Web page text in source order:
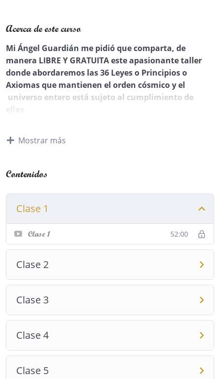
Acerca de este curso
Mi Ángel Guardián me pidió que comparta, de
manera LIBRE Y GRATUITA este apasionante taller
donde abordaremos las 36 Leyes o Principios o
Axiomas que mantienen el orden cósmico y el
universo entero está sujeto al cumplimiento de
ellas.
Estamos en momentos de cambios trascendentales a
leyes en cumplimiento del Plan Divino, nada es
cumplimiento.
Asimilar estas leyes y aplicarlas de forma correcta y
consciente, provocará un cambio trascendental a tu
vida y podrás encontrar la llave para que tus deseos
se hagan realidad, logrando todo aquello que
Podrás atraer todo lo que vibre en consonancia
la manera de enfocar tu energía y tu actitud mutará
hacia formas más positivas, si de manera consciente
las utilizas.
Sin necesidad de muchas vueltas, ingresa gratis al
Mostrar más
Clase 1
Clase 1 52:00
Clase 2
Clase 3
Clase 4
Clase 5